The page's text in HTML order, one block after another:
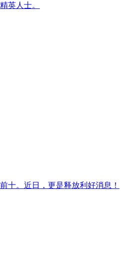
英人士。
十。近日，更是释放利好消息！